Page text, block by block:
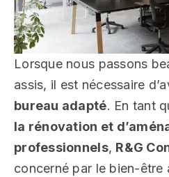
Lorsque nous passons
assis, il est nécessaire
bureau adapté. En tant
la rénovation et d’
professionnels, R&G
concerné par le bien-être